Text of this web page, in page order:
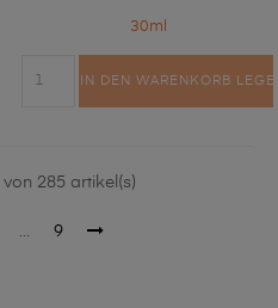
30ml
IN DEN WARENKORB
285 artikel(s)
… 9